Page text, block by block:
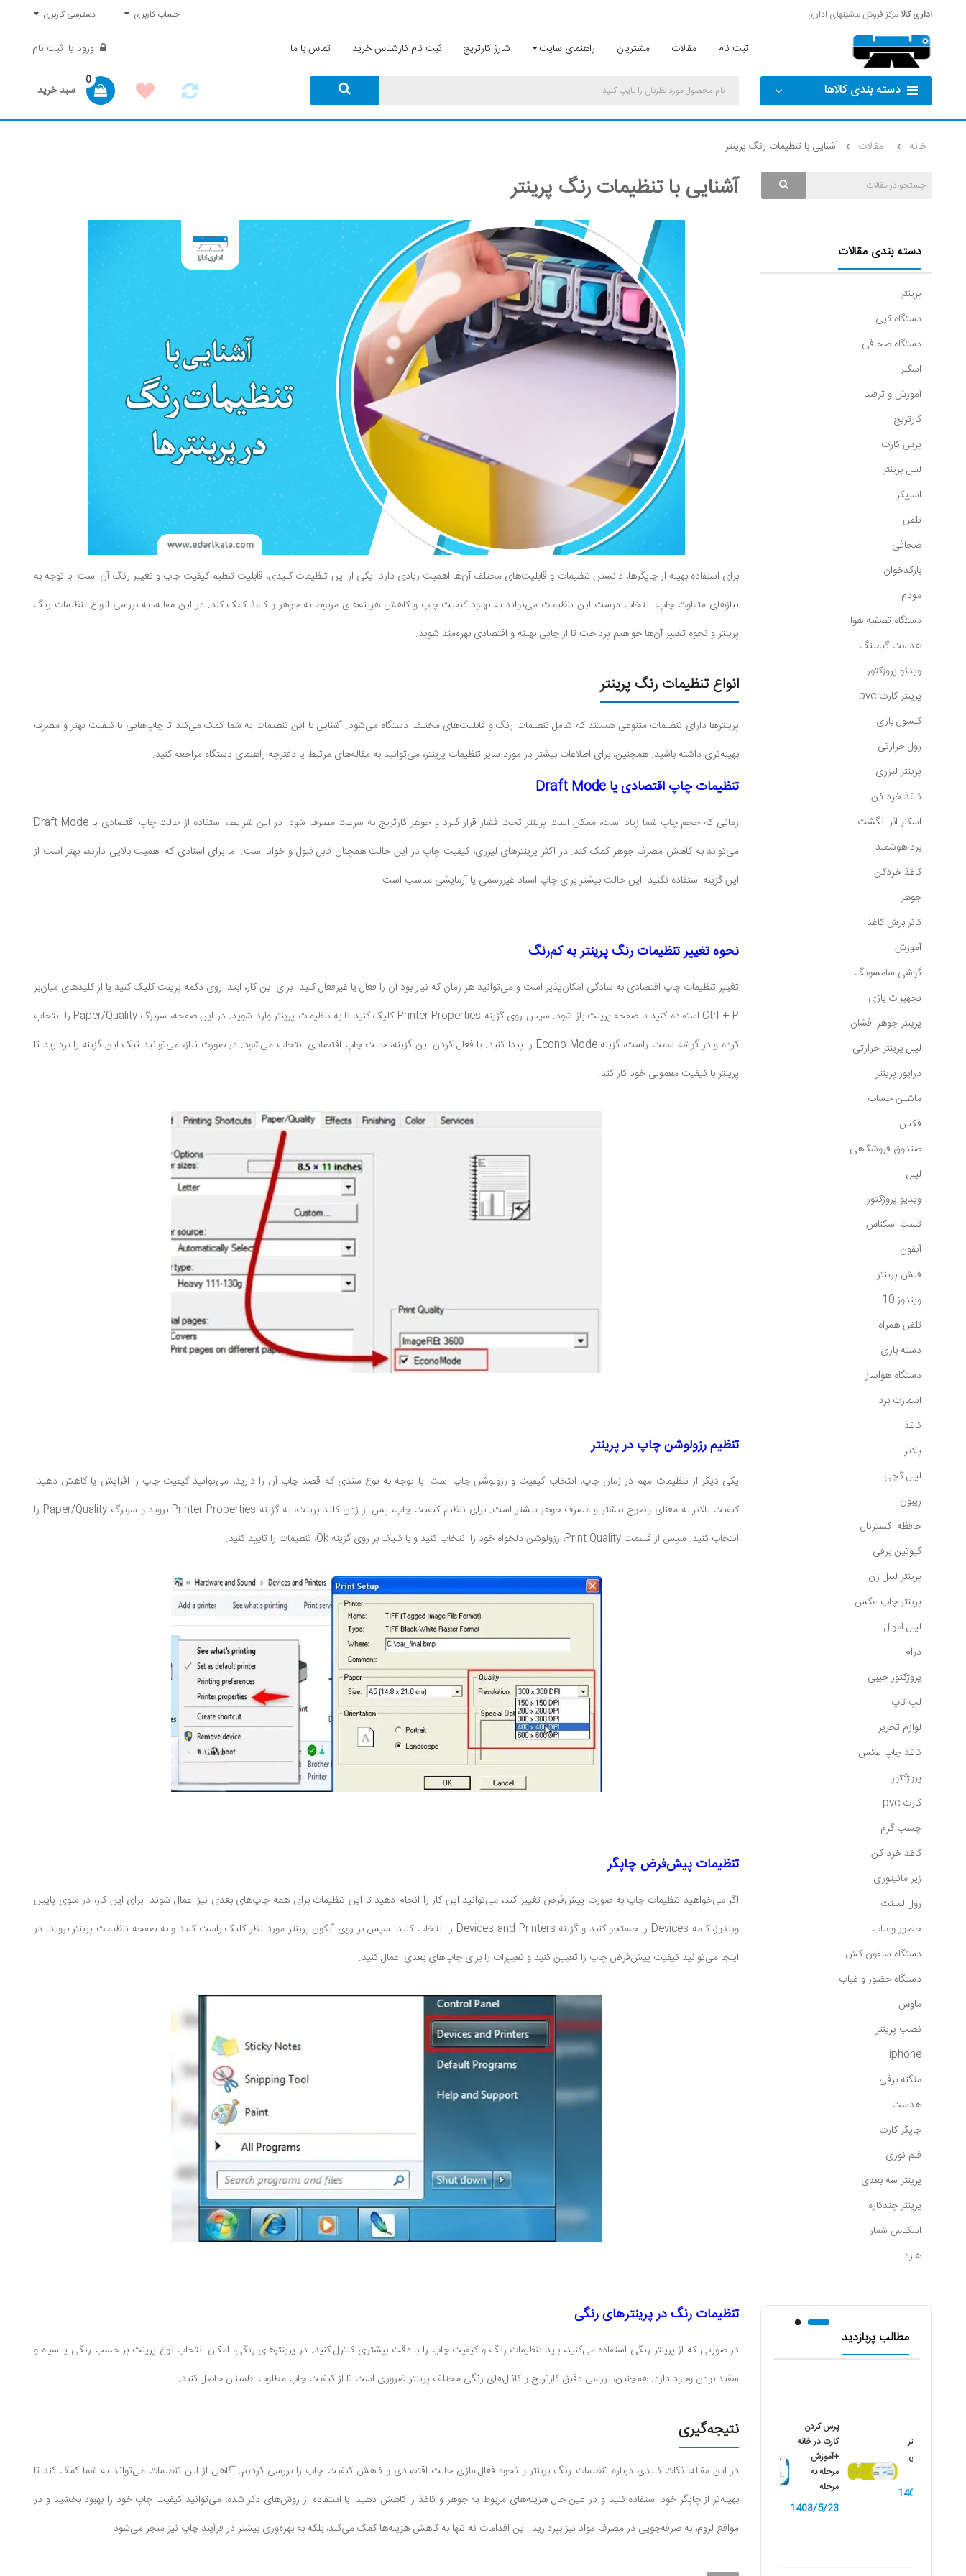
اداری کالامرکز فروش ماشینهای اداری حساب کاربری دسترسی کاربری
ثبت نام مقالات مشتریان راهنمای سایت شارژ کارتریج ثبت نام کارشناس خرید تماس با ما ورود یا ثبت نام
دسته بندی کالاها سبد خرید
0
خانه مقالات آشنایی با تنظیمات رنگ پرینتر
دسته بندی مقالات
پرینتر
دستگاه کپی
دستگاه صحافی
اسکنر
آموزش و ترفند
کارتریج
پرس کارت
لیبل پرینتر
اسپیکر
تلفن
صحافی
بارکدخوان
مودم
دستگاه تصفیه هوا
هدست گیمینگ
ویدئو پروژکتور
پرینتر کارت pvc
کنسول بازی
رول حرارتی
پرینتر لیزری
کاغذ خرد کن
اسکنر اثر انگشت
برد هوشمند
کاغذ خردکن
جوهر
کاتر برش کاغذ
آموزش
گوشی سامسونگ
تجهیزات بازی
پرینتر جوهر افشان
لیبل پرینتر حرارتی
درایور پرینتر
ماشین حساب
فکس
صندوق فروشگاهی
لیبل
ویدیو پروژکتور
تست اسکناس
آیفون
فیش پرینتر
ویندوز 10
تلفن همراه
دسته بازی
دستگاه هواساز
اسمارت برد
کاغذ
پلاتر
لیبل گچی
ریبون
حافظه اکسترنال
گیوتین برقی
پرینتر لیبل زن
پرینتر چاپ عکس
لیبل اموال
درام
پروژکتور جیبی
لپ تاپ
لوازم تحریر
کاغذ چاپ عکس
پروژکتور
کارت pvc
چسب گرم
کاغد خرد کن
زیر مانیتوری
رول لمینت
حضور وغیاب
دستگاه سلفون کش
دستگاه حضور و غیاب
ماوس
نصب پرینتر
iphone
منگنه برقی
هدست
چاپگر کارت
قلم نوری
پرینتر سه بعدی
پرینتر چندکاره
اسکناس شمار
هارد
مطالب پربازدید
پرس کردن
کارت در خانه
+آموزش
مرحله به
مرحله
1403/5/23
نصب اسکنر
کانن بر روی
1402/10/9
آشنایی با تنظیمات رنگ پرینتر
برای استفاده بهینه از چاپگرها، دانستن تنظیمات و قابلیت‌های مختلف آن‌ها اهمیت زیادی دارد. یکی از این تنظیمات کلیدی، قابلیت تنظیم کیفیت چاپ و تغییر رنگ آن است. با توجه به
نیازهای متفاوت چاپ، انتخاب درست این تنظیمات می‌تواند به بهبود کیفیت چاپ و کاهش هزینه‌های مربوط به جوهر و کاغذ کمک کند. در این مقاله، به بررسی انواع تنظیمات رنگ
پرینتر و نحوه تغییر آن‌ها خواهیم پرداخت تا از چاپی بهینه و اقتصادی بهره‌مند شوید.
انواع تنظیمات رنگ پرینتر
پرینترها دارای تنظیمات متنوعی هستند که شامل تنظیمات رنگ و قابلیت‌های مختلف دستگاه می‌شود. آشنایی با این تنظیمات به شما کمک می‌کند تا چاپ‌هایی با کیفیت بهتر و مصرف
بهینه‌تری داشته باشید. همچنین، برای اطلاعات بیشتر در مورد سایر تنظیمات پرینتر، می‌توانید به مقاله‌های مرتبط یا دفترچه راهنمای دستگاه مراجعه کنید.
تنظیمات چاپ اقتصادی یا Draft Mode
زمانی که حجم چاپ شما زیاد است، ممکن است پرینتر تحت فشار قرار گیرد و جوهر کارتریج به سرعت مصرف شود. در این شرایط، استفاده از حالت چاپ اقتصادی یا Draft Mode
می‌تواند به کاهش مصرف جوهر کمک کند. در اکثر پرینترهای لیزری، کیفیت چاپ در این حالت همچنان قابل قبول و خوانا است. اما برای اسنادی که اهمیت بالایی دارند، بهتر است از
این گزینه استفاده نکنید. این حالت بیشتر برای چاپ اسناد غیررسمی یا آزمایشی مناسب است.
نحوه تغییر تنظیمات رنگ پرینتر به کم‌رنگ
تغییر تنظیمات چاپ اقتصادی به سادگی امکان‌پذیر است و می‌توانید هر زمان که نیاز بود آن را فعال یا غیرفعال کنید. برای این کار، ابتدا روی دکمه پرینت کلیک کنید یا از کلیدهای میان‌بر
Ctrl + P استفاده کنید تا صفحه پرینت باز شود. سپس روی گزینه Printer Properties کلیک کنید تا به تنظیمات پرینتر وارد شوید. در این صفحه، سربرگ Paper/Quality را انتخاب
کرده و در گوشه سمت راست، گزینه Econo Mode را پیدا کنید. با فعال کردن این گزینه، حالت چاپ اقتصادی انتخاب می‌شود. در صورت نیاز، می‌توانید تیک این گزینه را بردارید تا
پرینتر با کیفیت معمولی خود کار کند.
تنظیم رزولوشن چاپ در پرینتر
یکی دیگر از تنظیمات مهم در زمان چاپ، انتخاب کیفیت و رزولوشن چاپ است. با توجه به نوع سندی که قصد چاپ آن را دارید، می‌توانید کیفیت چاپ را افزایش یا کاهش دهید.
کیفیت بالاتر به معنای وضوح بیشتر و مصرف جوهر بیشتر است. برای تنظیم کیفیت چاپ، پس از زدن کلید پرینت، به گزینه Printer Properties بروید و سربرگ Paper/Quality را
انتخاب کنید. سپس از قسمت Print Quality، رزولوشن دلخواه خود را انتخاب کنید و با کلیک بر روی گزینه Ok، تنظیمات را تایید کنید.
تنظیمات پیش‌فرض چاپگر
اگر می‌خواهید تنظیمات چاپ به صورت پیش‌فرض تغییر کند، می‌توانید این کار را انجام دهید تا این تنظیمات برای همه چاپ‌های بعدی نیز اعمال شوند. برای این کار، در منوی پایین
ویندوز، کلمه Devices را جستجو کنید و گزینه Devices and Printers را انتخاب کنید. سپس بر روی آیکون پرینتر مورد نظر کلیک راست کنید و به صفحه تنظیمات پرینتر بروید. در
اینجا می‌توانید کیفیت پیش‌فرض چاپ را تعیین کنید و تغییرات را برای چاپ‌های بعدی اعمال کنید.
تنظیمات رنگ در پرینترهای رنگی
در صورتی که از پرینتر رنگی استفاده می‌کنید، باید تنظیمات رنگ و کیفیت چاپ را با دقت بیشتری کنترل کنید. در پرینترهای رنگی، امکان انتخاب نوع پرینت بر حسب رنگی یا سیاه و
سفید بودن وجود دارد. همچنین، بررسی دقیق کارتریج و کانال‌های رنگی مختلف پرینتر ضروری است تا از کیفیت چاپ مطلوب اطمینان حاصل کنید.
نتیجه‌گیری
در این مقاله، نکات کلیدی درباره تنظیمات رنگ پرینتر و نحوه فعال‌سازی حالت اقتصادی و کاهش کیفیت چاپ را بررسی کردیم. آگاهی از این تنظیمات می‌تواند به شما کمک کند تا
بهینه‌تر از چاپگر خود استفاده کنید و در عین حال هزینه‌های مربوط به جوهر و کاغذ را کاهش دهید. با استفاده از روش‌های ذکر شده، می‌توانید کیفیت چاپ خود را بهبود بخشید و در
مواقع لزوم، به صرفه‌جویی در مصرف مواد نیز بپردازید. این اقدامات نه تنها به کاهش هزینه‌ها کمک می‌کند، بلکه به بهره‌وری بیشتر در فرآیند چاپ نیز منجر می‌شود.